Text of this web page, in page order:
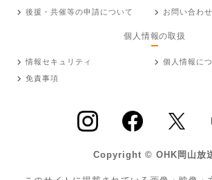
後援・共催等の申請について
お問い合わせ
個人情報の取扱
情報セキュリティ
個人情報に
免責事項
Copyright © OHK岡山放